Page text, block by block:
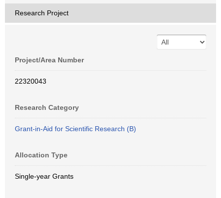
Research Project
Project/Area Number
22320043
Research Category
Grant-in-Aid for Scientific Research (B)
Allocation Type
Single-year Grants